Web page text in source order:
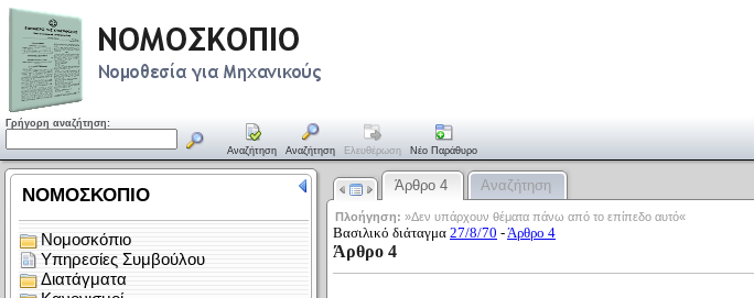
Γρήγορη αναζήτηση:
Αναζήτηση Αναζήτηση Ελευθέρωση Νέο Παράθυρο
Άρθρο 4 Αναζήτηση